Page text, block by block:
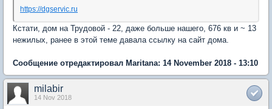
https://dgservic.ru
Кстати, дом на Трудовой - 22, даже больше нашего, 676 кв и ~ 13
нежилых, ранее в этой теме давала ссылку на сайт дома.
Сообщение отредактировал Maritana: 14 November 2018 - 13:10
milabir
14 Nov 2018